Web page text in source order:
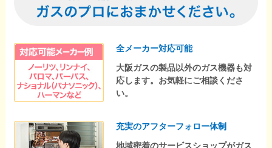
全メーカー対応可能
大阪ガスの製品以外のガス機器も対
応します。お気軽にご相談くださ
い。
充実のアフターフォロー体制
地域密着のサービスショップがガス